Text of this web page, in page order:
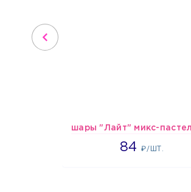
84₽/ШТ.
1265